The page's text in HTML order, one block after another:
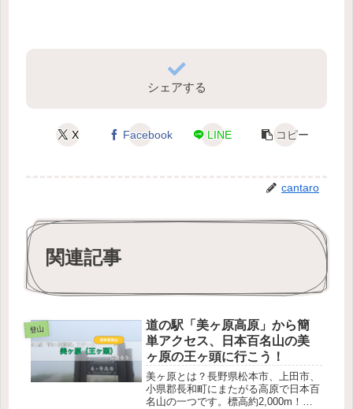
シェアする
X Facebook LINE コピー
cantaro
関連記事
登山
道の駅「美ヶ原高原」から簡
単アクセス、日本百名山の美
ヶ原の王ヶ頭に行こう！
美ヶ原とは？長野県松本市、上田市、
小県郡長和町にまたがる高原で日本百
名山の一つです。標高約2,000m！道